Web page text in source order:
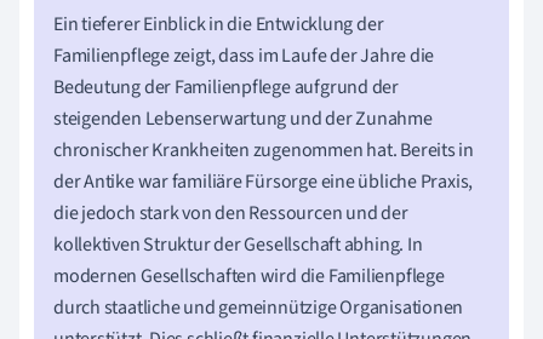
Ein tieferer Einblick in die Entwicklung der
Familienpflege zeigt, dass im Laufe der Jahre die
Bedeutung der Familienpflege aufgrund der
steigenden Lebenserwartung und der Zunahme
chronischer Krankheiten zugenommen hat. Bereits in
der Antike war familiäre Fürsorge eine übliche Praxis,
die jedoch stark von den Ressourcen und der
kollektiven Struktur der Gesellschaft abhing. In
modernen Gesellschaften wird die Familienpflege
durch staatliche und gemeinnützige Organisationen